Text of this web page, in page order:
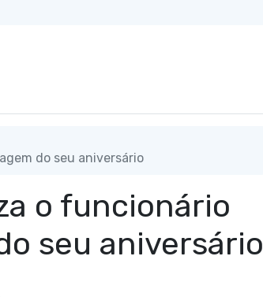
do seu aniversário
o funcionário
seu aniversário